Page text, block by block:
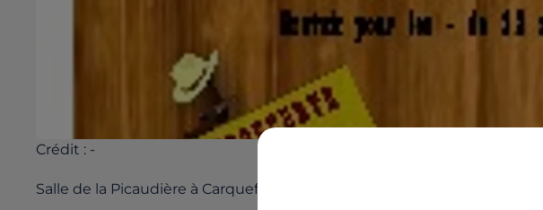
Crédit : -
Salle de la Picaudière à Carquefou